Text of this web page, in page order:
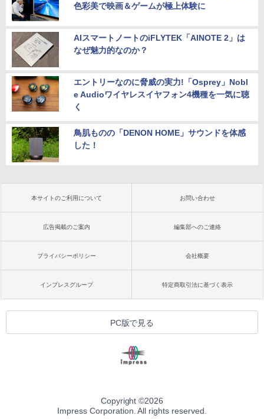
色彩美で映画＆ゲームが極上体験に
AIスマートノートのiFLYTEK「AINOTE 2」は
なぜ魅力的なのか？
エントリーなのに脅威の実力!「Osprey」Nobl
e Audioワイヤレスイヤフォン4機種を一気に聴
く
鳥肌ものの「DENON HOME」サウンドを体感
した！
本サイトのご利用について お問い合わせ
広告掲載のご案内 編集部へのご連絡
プライバシーポリシー 会社概要
インプレスグループ 特定商取引法に基づく表示
PC版で見る
Copyright ©2026
Impress Corporation. All rights reserved.